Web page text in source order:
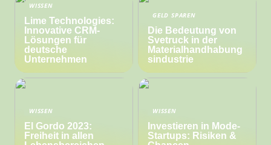
WISSEN
Lime Technologies:
Innovative CRM-
Lösungen für
deutsche
Unternehmen
GELD SPAREN
Die Bedeutung von
Svetruck in der
Materialhandhabung
sindustrie
WISSEN
El Gordo 2023:
Freiheit in allen
WISSEN
Investieren in Mode-
Startups: Risiken &